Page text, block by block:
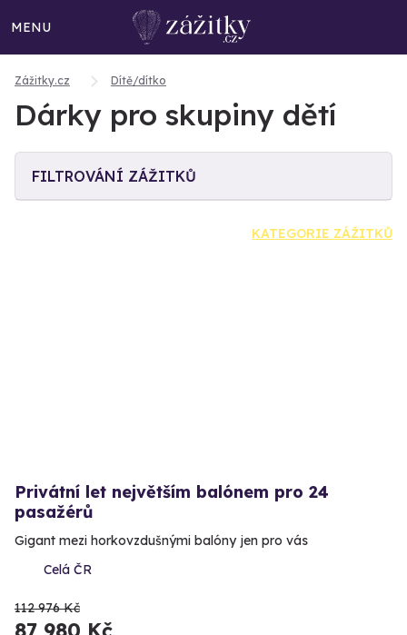
MENU
Zážitky.cz Dítě/dítko
Dárky pro skupiny dětí
FILTROVÁNÍ ZÁŽITKŮ
KATEGORIE ZÁŽITKŮ
Privátní let největším balónem pro 24
pasažérů
Gigant mezi horkovzdušnými balóny jen pro vás
Celá ČR
112 976 Kč